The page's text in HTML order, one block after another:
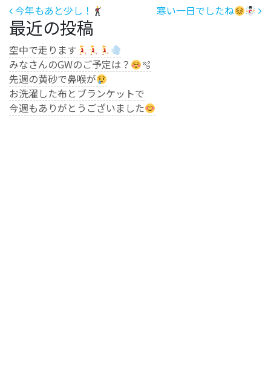
投稿ナビゲーション
今年もあと少し！ 寒い一日でしたね
最近の投稿
空中で走ります
みなさんのGWのご予定は？
🫧
先週の黄砂で鼻喉が
お洗濯した布とブランケットで
今週もありがとうございました